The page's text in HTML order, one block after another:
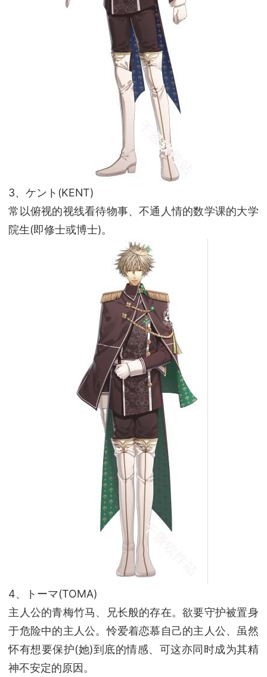
3、ケント(KENT)
常以俯视的视线看待物事、不通人情的数学课的大学
院生(即修士或博士)。
4、トーマ(TOMA)
主人公的青梅竹马、兄长般的存在。欲要守护被置身
于危险中的主人公。怜爱着恋慕自己的主人公、虽然
怀有想要保护(她)到底的情感、可这亦同时成为其精
神不安定的原因。